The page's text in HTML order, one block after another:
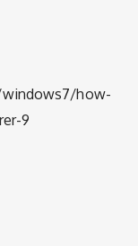
how-
9